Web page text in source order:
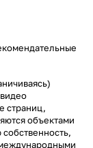
страниц,
объектами